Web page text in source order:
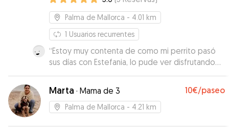
Palma de Mallorca - 4.01 km
1 Usuarios recurrentes
“Estoy muy contenta de como mi perrito pasó
sus días con Estefania, lo pude ver disfrutando
en fotos y su trato fue muy cariñoso y amable!
Seguro repetiré con ella!
Marta · Mama de 3 10€/paseo
Palma de Mallorca - 4.21 km